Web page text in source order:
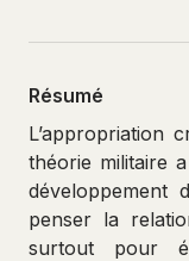
Résumé
L’appropriation
théorie militaire
développement
penser la
surtout pour